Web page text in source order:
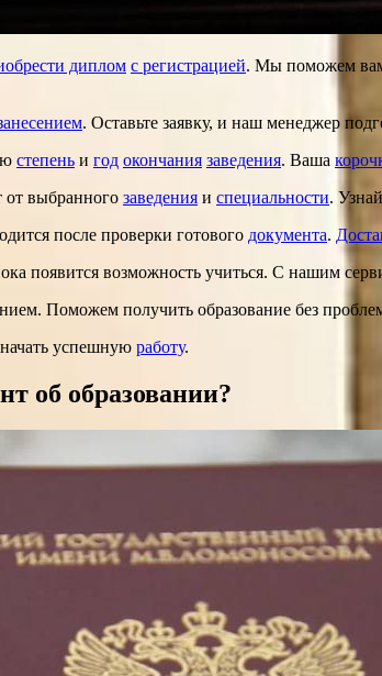
диплом с регистрацией. Мы поможем
. Оставьте заявку, и наш менеджер
степень и год окончания заведения. Ваша
от выбранного заведения и специальности.
после проверки готового документа.
появится возможность учиться. С нашим
Поможем получить образование без
успешную работу.
об образовании?